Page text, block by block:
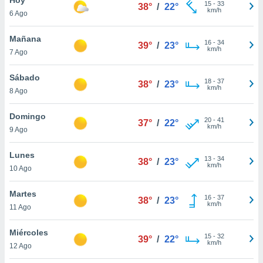
y
en
más
de
6 Ago
38° / 22° 15- 33
km/h
Mañana
7 Ago
39° / 23° 16- 34
km/h
Sábado
8 Ago
38° / 23° 18- 37
km/h
Domingo
9 Ago
37° / 22° 20- 41
km/h
Lunes
10 Ago
38° / 23° 13- 34
km/h
Martes
11 Ago
38° / 23° 16- 37
km/h
Miércoles
12 Ago
39° / 22° 15- 32
km/h